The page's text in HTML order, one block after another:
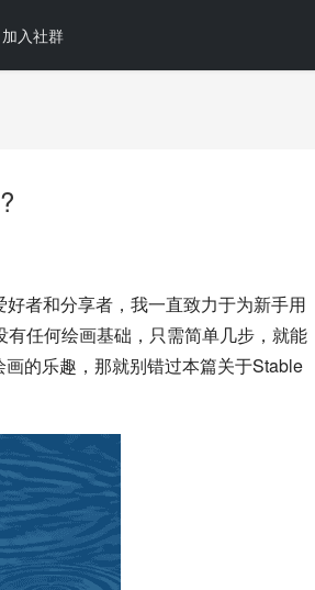
加入社群
者和分享者，我一直致力于为新手用
任何绘画基础，只需简单几步，就能
的乐趣，那就别错过本篇关于Stable